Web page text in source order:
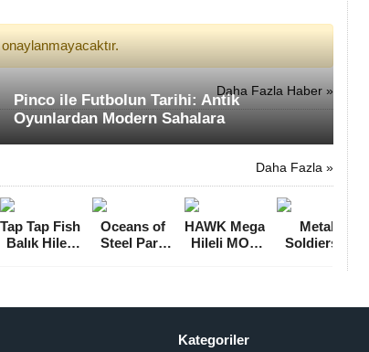
Daha Fazla Haber »
Pinco ile Futbolun Tarihi: Antik
Oyunlardan Modern Sahalara
Daha Fazla »
Tap Tap Fish
Balık Hileli
Oceans of
Steel Para
HAWK Mega
Hileli MOD
Metal
Soldiers 2
Para Hileli
MOD APK
Kategoriler